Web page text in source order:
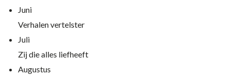
Juni
Verhalen vertelster
Juli
Zij die alles liefheeft
Augustus